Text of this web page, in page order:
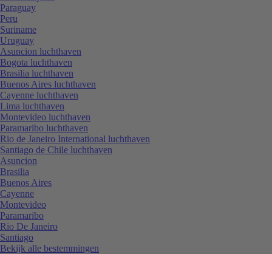
Paraguay
Peru
Suriname
Uruguay
Asuncion luchthaven
Bogota luchthaven
Brasilia luchthaven
Buenos Aires luchthaven
Cayenne luchthaven
Lima luchthaven
Montevideo luchthaven
Paramaribo luchthaven
Rio de Janeiro International luchthaven
Santiago de Chile luchthaven
Asuncion
Brasilia
Buenos Aires
Cayenne
Montevideo
Paramaribo
Rio De Janeiro
Santiago
Bekijk alle bestemmingen